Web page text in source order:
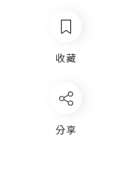
收藏
分享